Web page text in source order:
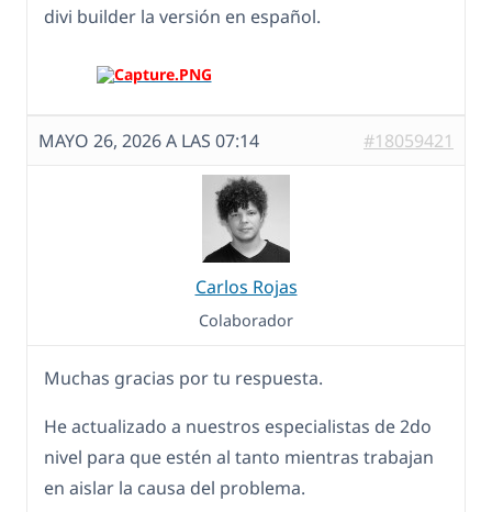
divi builder la versión en español.
MAYO 26, 2026 A LAS 07:14 #18059421
Carlos Rojas
Colaborador
Muchas gracias por tu respuesta.
He actualizado a nuestros especialistas de 2do
nivel para que estén al tanto mientras trabajan
en aislar la causa del problema.